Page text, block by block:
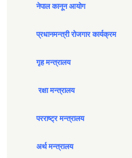
नेपाल कानून आयोग
प्रधानमन्त्री रोजगार कार्यक्रम
गृह मन्त्रालय
रक्षा मन्त्रालय
परराष्ट्र मन्त्रालय
अर्थ मन्त्रालय